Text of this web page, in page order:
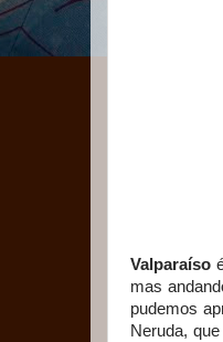
Valparaíso
mas
pudemos
Neruda,